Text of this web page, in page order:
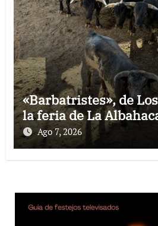
«Barbatristes», de
la feria de La
Ago 7, 2026